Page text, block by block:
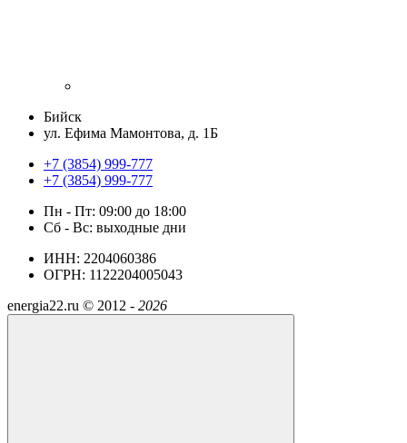
Бийск
ул. Ефима Мамонтова, д. 1Б
+7 (3854) 999-777
+7 (3854) 999-777
Пн - Пт: 09:00 до 18:00
Сб - Вс: выходные дни
ИНН: 2204060386
ОГРН: 1122204005043
energia22.ru © 2012 - 2026